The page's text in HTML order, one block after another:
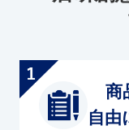
商
自由